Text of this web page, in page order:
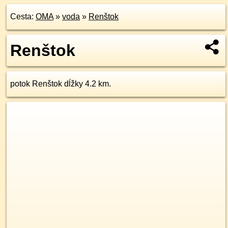
Cesta: OMA» voda » Renštok
Renštok
potok Renštok dĺžky 4.2 km.